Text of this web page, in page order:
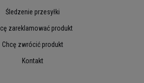
Śledzenie przesyłki
zareklamować produkt
Chcę zwrócić produkt
Kontakt